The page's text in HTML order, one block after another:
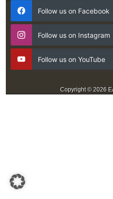
Follow us on Facebook
Follow us on Instagram
Follow us on YouTube
Copyright © 2026